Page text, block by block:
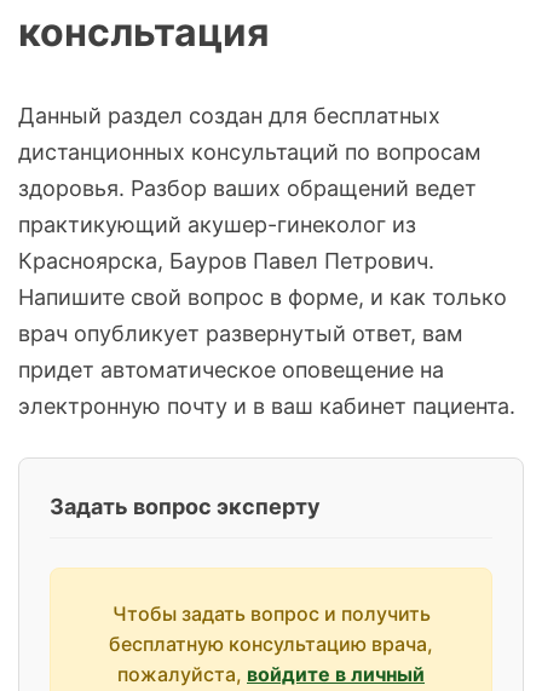
консльтация
Данный раздел создан для бесплатных
дистанционных консультаций по вопросам
здоровья. Разбор ваших обращений ведет
практикующий акушер-гинеколог из
Красноярска, Бауров Павел Петрович.
Напишите свой вопрос в форме, и как только
врач опубликует развернутый ответ, вам
придет автоматическое оповещение на
электронную почту и в ваш кабинет пациента.
Задать вопрос эксперту
Чтобы задать вопрос и получить
бесплатную консультацию врача,
пожалуйста, войдите в личный